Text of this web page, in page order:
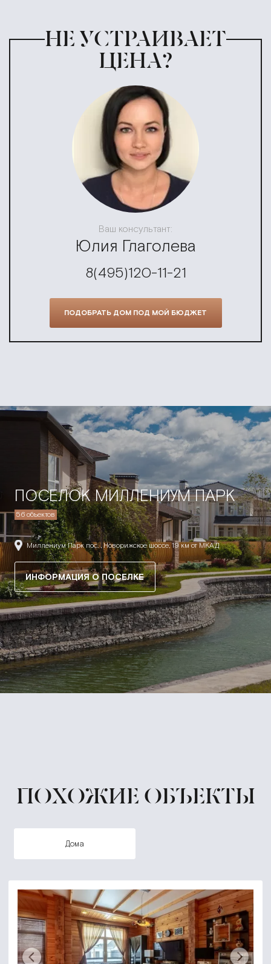
НЕ УСТРАИВАЕТ
ЦЕНА?
Ваш консультант:
Юлия Глаголева
8(495)120-11-21
ПОДОБРАТЬ ДОМ ПОД МОЙ БЮДЖЕТ
ПОСЕЛОК МИЛЛЕНИУМ ПАРК
56 объектов
Миллениум Парк пос. , Новорижское шоссе, 19 км от МКАД
ИНФОРМАЦИЯ О ПОСЕЛКЕ
ПОХОЖИЕ ОБЪЕКТЫ
дома